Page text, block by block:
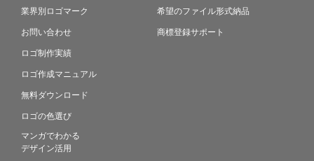
業界別ロゴマーク
お問い合わせ
ロゴ制作実績
ロゴ作成マニュアル
無料ダウンロード
ロゴの色選び
マンガでわかる
デザイン活用
希望のファイル形式納品
商標登録サポート